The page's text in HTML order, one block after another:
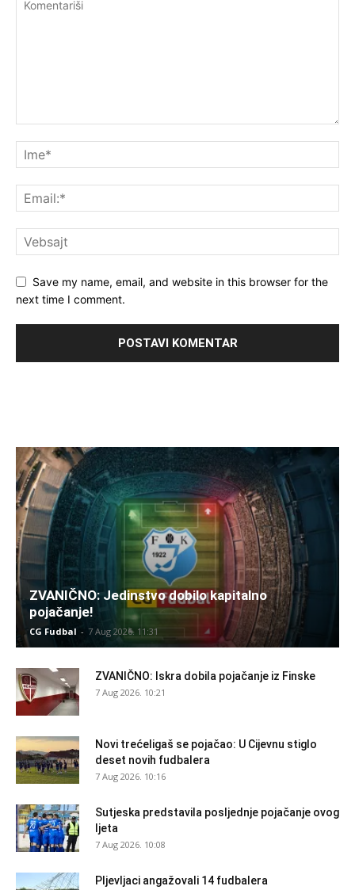
Save my name, email, and website in this browser for the
next time I comment.
ZVANIČNO: Jedinstvo dobilo kapitalno
pojačanje!
CG Fudbal - 7 Aug 2026. 11:31
ZVANIČNO: Iskra dobila pojačanje iz Finske
7 Aug 2026. 10:21
Novi trećeligaš se pojačao: U Cijevnu stiglo
deset novih fudbalera
7 Aug 2026. 10:16
Sutjeska predstavila posljednje pojačanje ovog
ljeta
7 Aug 2026. 10:08
Pljevljaci angažovali 14 fudbalera